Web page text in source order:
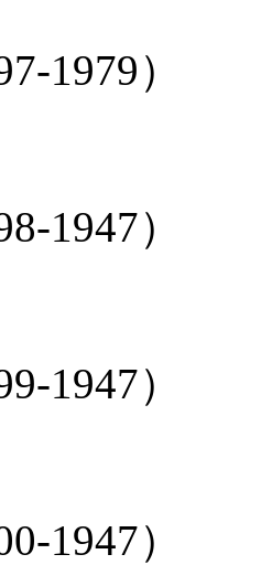
1979）
1947）
1947）
1947）